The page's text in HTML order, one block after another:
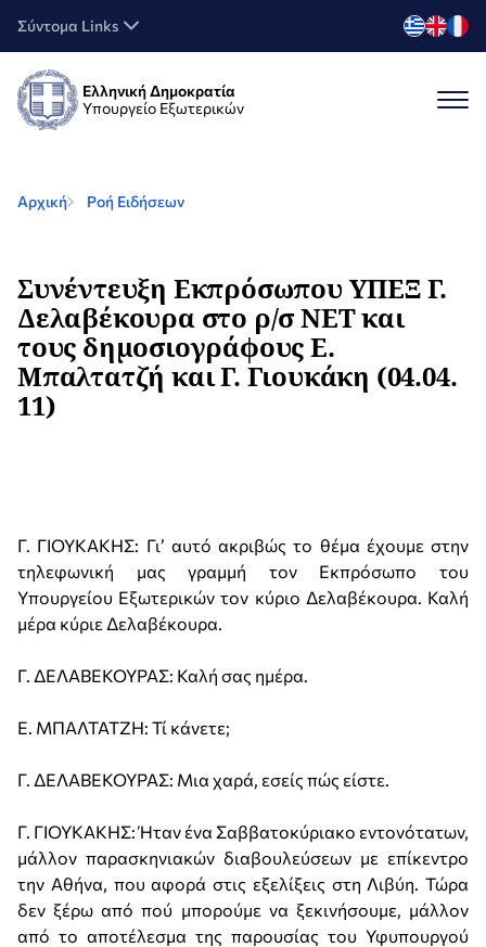
Σύντομα Links
Ελληνική Δημοκρατία
Υπουργείο Εξωτερικών
Αρχική Ροή Ειδήσεων
Συνέντευξη Εκπρόσωπου ΥΠΕΞ Γ.
Δελαβέκουρα στο ρ/σ ΝΕΤ και
τους δημοσιογράφους Ε.
Μπαλτατζή και Γ. Γιουκάκη (04.04.
11)
Γ. ΓΙΟΥΚΑΚΗΣ: Γι’ αυτό ακριβώς το θέμα έχουμε στην
τηλεφωνική μας γραμμή τον Εκπρόσωπο του
Υπουργείου Εξωτερικών τον κύριο Δελαβέκουρα. Καλή
μέρα κύριε Δελαβέκουρα.
Γ. ΔΕΛΑΒΕΚΟΥΡΑΣ: Καλή σας ημέρα.
Ε. ΜΠΑΛΤΑΤΖΗ: Τί κάνετε;
Γ. ΔΕΛΑΒΕΚΟΥΡΑΣ: Μια χαρά, εσείς πώς είστε.
Γ. ΓΙΟΥΚΑΚΗΣ: Ήταν ένα Σαββατοκύριακο εντονότατων,
μάλλον παρασκηνιακών διαβουλεύσεων με επίκεντρο
την Αθήνα, που αφορά στις εξελίξεις στη Λιβύη. Τώρα
δεν ξέρω από πού μπορούμε να ξεκινήσουμε, μάλλον
από το αποτέλεσμα της παρουσίας του Υφυπουργού